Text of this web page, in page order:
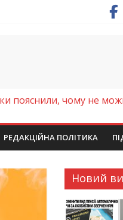
монастиря (Фото)
пояснили, чому не
РЕДАКЦІЙНА ПОЛІТИКА
Новий